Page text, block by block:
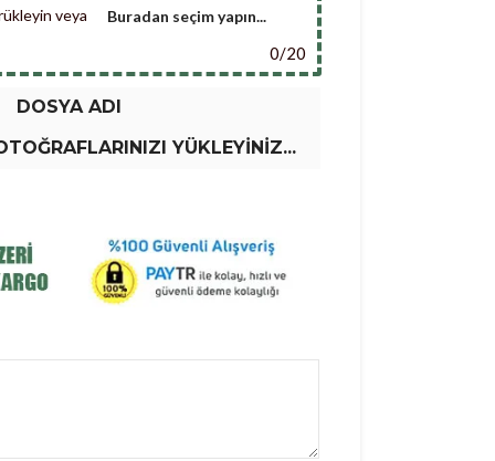
veya Buradan seçim yapın...
0/20
DOSYA ADI
YÜKLEYINIZ...